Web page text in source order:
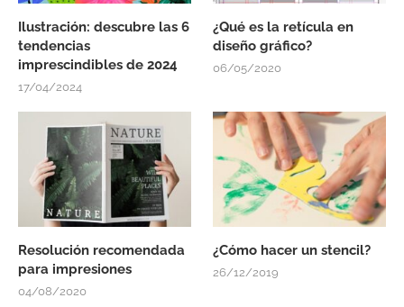
Ilustración: descubre las 6
tendencias
imprescindibles de 2024
17/04/2024
¿Qué es la retícula en
diseño gráfico?
06/05/2020
Resolución recomendada
para impresiones
04/08/2020
¿Cómo hacer un stencil?
26/12/2019